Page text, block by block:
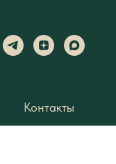
Контакты